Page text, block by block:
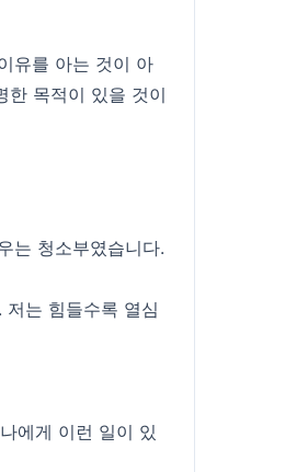
유를 아는 것이 아
한 목적이 있을 것이
는 청소부였습니다.
는 힘들수록 열심
에게 이런 일이 있